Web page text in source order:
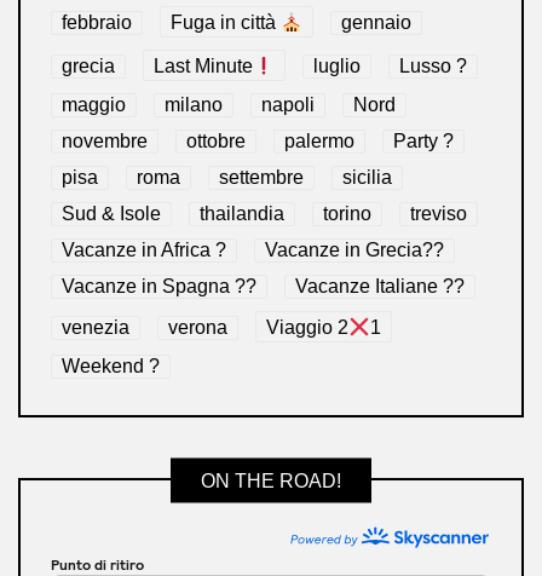
febbraio Fuga in città gennaio
grecia Last Minute luglio
Lusso ?
maggio
milano napoli
Nord
novembre
ottobre palermo
Party ?
pisa
roma settembre
sicilia
Sud & Isole
thailandia torino
treviso
Vacanze in Africa ?
Vacanze in Grecia??
Vacanze in Spagna ??
Vacanze Italiane ??
venezia verona Viaggio 2
1
Weekend ?
ON THE ROAD!